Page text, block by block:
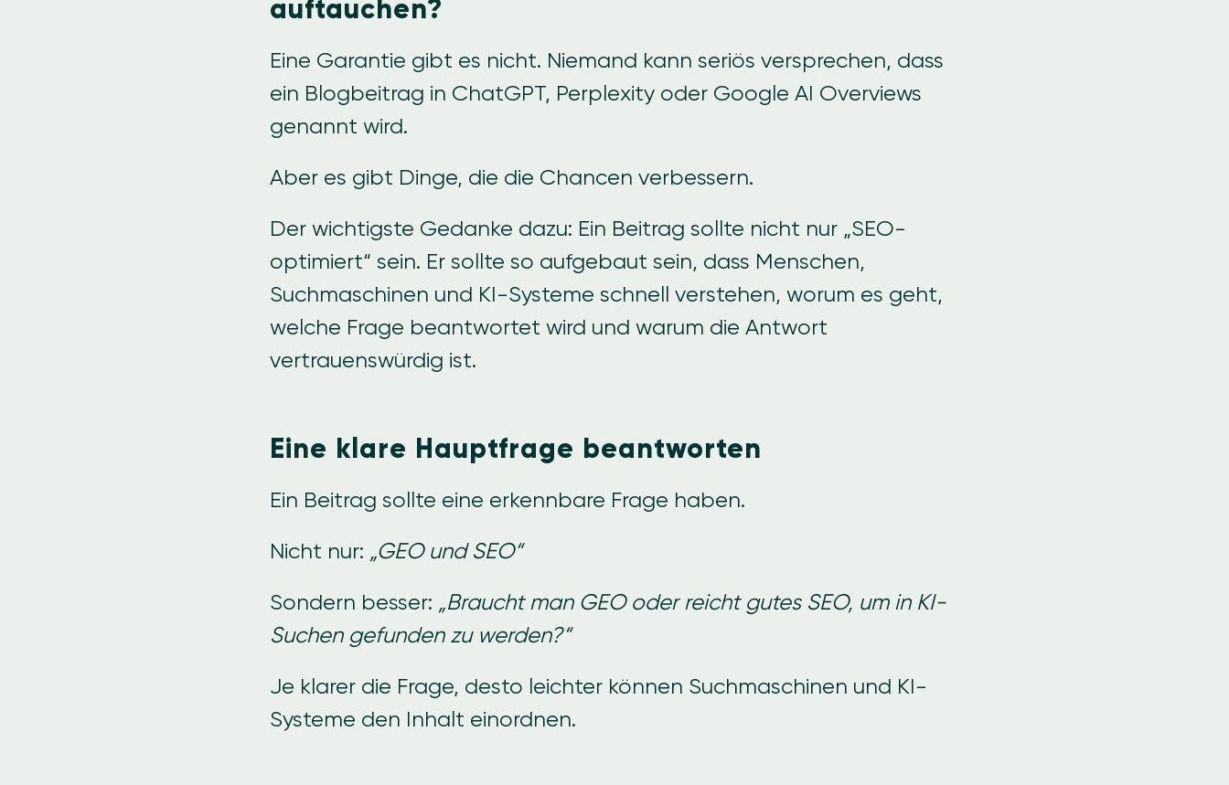
auftauchen?
Eine Garantie gibt es nicht. Niemand kann seriös versprechen, dass
ein Blogbeitrag in ChatGPT, Perplexity oder Google AI Overviews
genannt wird.
Aber es gibt Dinge, die die Chancen verbessern.
Der wichtigste Gedanke dazu: Ein Beitrag sollte nicht nur „SEO-
optimiert“ sein. Er sollte so aufgebaut sein, dass Menschen,
Suchmaschinen und KI-Systeme schnell verstehen, worum es geht,
welche Frage beantwortet wird und warum die Antwort
vertrauenswürdig ist.
Eine klare Hauptfrage beantworten
Ein Beitrag sollte eine erkennbare Frage haben.
Nicht nur: „GEO und SEO“
Sondern besser: „Braucht man GEO oder reicht gutes SEO, um in KI-
Suchen gefunden zu werden?“
Je klarer die Frage, desto leichter können Suchmaschinen und KI-
Systeme den Inhalt einordnen.